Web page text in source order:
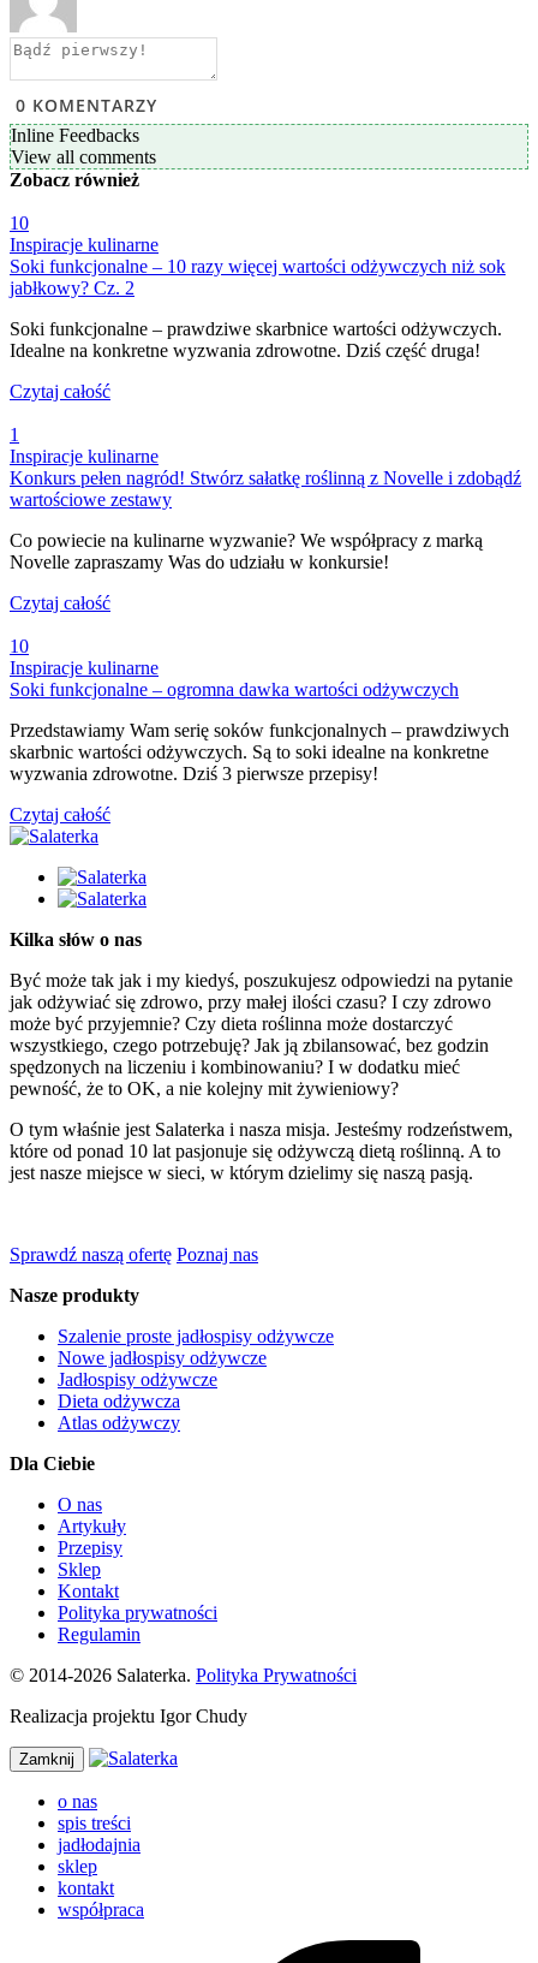
0 KOMENTARZY
Inline Feedbacks
View all comments
Zobacz również
10
Inspiracje kulinarne
Soki funkcjonalne – 10 razy więcej wartości odżywczych niż sok
jabłkowy? Cz. 2
Soki funkcjonalne – prawdziwe skarbnice wartości odżywczych.
Idealne na konkretne wyzwania zdrowotne. Dziś część druga!
Czytaj całość
1
Inspiracje kulinarne
Konkurs pełen nagród! Stwórz sałatkę roślinną z Novelle i zdobądź
wartościowe zestawy
Co powiecie na kulinarne wyzwanie? We współpracy z marką
Novelle zapraszamy Was do udziału w konkursie!
Czytaj całość
10
Inspiracje kulinarne
Soki funkcjonalne – ogromna dawka wartości odżywczych
Przedstawiamy Wam serię soków funkcjonalnych – prawdziwych
skarbnic wartości odżywczych. Są to soki idealne na konkretne
wyzwania zdrowotne. Dziś 3 pierwsze przepisy!
Czytaj całość
Kilka słów o nas
Być może tak jak i my kiedyś, poszukujesz odpowiedzi na pytanie
jak odżywiać się zdrowo, przy małej ilości czasu? I czy zdrowo
może być przyjemnie? Czy dieta roślinna może dostarczyć
wszystkiego, czego potrzebuję? Jak ją zbilansować, bez godzin
spędzonych na liczeniu i kombinowaniu? I w dodatku mieć
pewność, że to OK, a nie kolejny mit żywieniowy?
O tym właśnie jest Salaterka i nasza misja. Jesteśmy rodzeństwem,
które od ponad 10 lat pasjonuje się odżywczą dietą roślinną. A to
jest nasze miejsce w sieci, w którym dzielimy się naszą pasją.
Sprawdź naszą ofertę Poznaj nas
Nasze produkty
Szalenie proste jadłospisy odżywcze
Nowe jadłospisy odżywcze
Jadłospisy odżywcze
Dieta odżywcza
Atlas odżywczy
Dla Ciebie
O nas
Artykuły
Przepisy
Sklep
Kontakt
Polityka prywatności
Regulamin
© 2014-2026 Salaterka. Polityka Prywatności
Realizacja projektu Igor Chudy
Zamknij
o nas
spis treści
jadłodajnia
sklep
kontakt
współpraca